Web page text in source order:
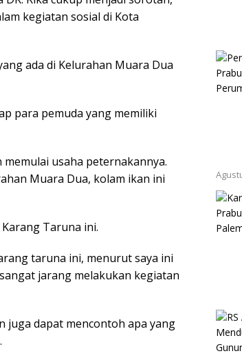
kegiatan sosial di Kota
ada di Kelurahan Muara Dua
para pemuda yang memiliki
usaha peternakannya.
Muara Dua, kolam ikan ini
Taruna ini.
taruna ini, menurut saya ini
jarang melakukan kegiatan
juga dapat mencontoh apa yang